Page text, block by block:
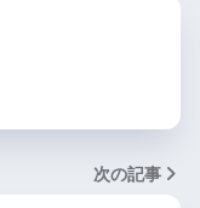
次の記事